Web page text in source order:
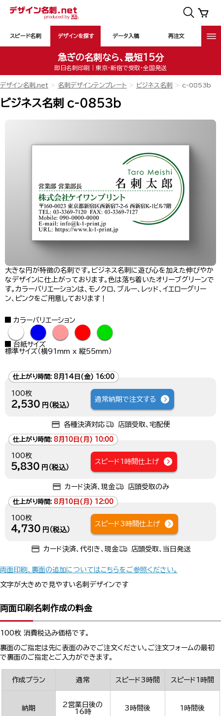
スピード名刺 デザインを探す データ入稿 再注文
急ぎの名刺なら、最短15分
即日名刺印刷｜東京・新宿で受取・全国発送
デザイン名刺.net 名刺デザインテンプレート ビジネス名刺 c-0853b
ビジネス名刺 c-0853b
大きな円が特徴の名刺です。ビジネス名刺に遊び心を加えた伸びやか
なデザインに仕上がっております。色は落ち着いたオリーブグリーンで
す。カラーバリエーションは、モノクロ、ブルー、レッド、イエローグリー
ン、ピンクをご用意しております！
カラーバリエーション
● ● ● ● ●
台紙サイズ
標準サイズ（横91mm x 縦55mm）
仕上がり時間: 8月14日(金) 16:00
100枚
2,530 円（税込）
通常納期で注文する
各種決済対応 店頭受取、宅配便
仕上がり時間: 8月10日(月) 10:00
100枚
5,830 円（税込）
スピード1時間仕上げ
カード決済、現金 店頭受取のみ
仕上がり時間: 8月10日(月) 12:00
100枚
4,730 円（税込）
スピード3時間仕上げ
カード決済、代引き、現金 店頭受取、当日発送
両面印刷、裏面の追加についてはこちらをご参照ください。
文字が大きめで見やすい名刺デザインです
両面印刷名刺作成の料金
100枚 消費税込み価格です。
裏面のご指定は先に表面のみでご注文ください。ご注文フォームの最初
で裏面のご指定とご入力ができます。
作成プラン 通常 スピード3時間 スピード1時間
納期
2営業日後の
16時
3時間後 1時間後